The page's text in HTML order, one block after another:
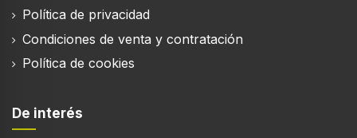
Política de privacidad
Condiciones de venta y contratación
Política de cookies
De interés